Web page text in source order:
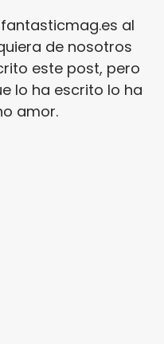
al
de nosotros
este post, pero
lo ha escrito lo ha
amor.